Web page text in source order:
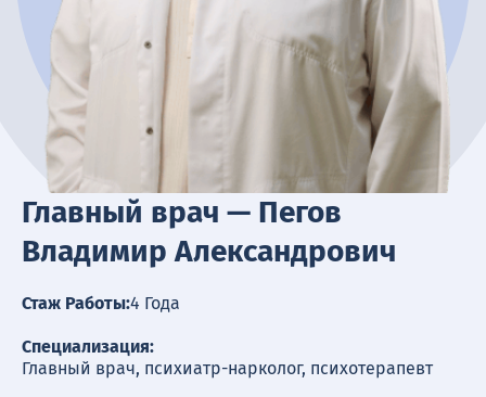
Круглосуточно, анонимно
+7 (905) 483-87-88
Адрес call-центра
Пермь, Луначарского, 87
Главный врач — Пегов
Владимир Александрович
Стаж Работы:4 Года
Специализация:
Главный врач, психиатр-нарколог, психотерапевт